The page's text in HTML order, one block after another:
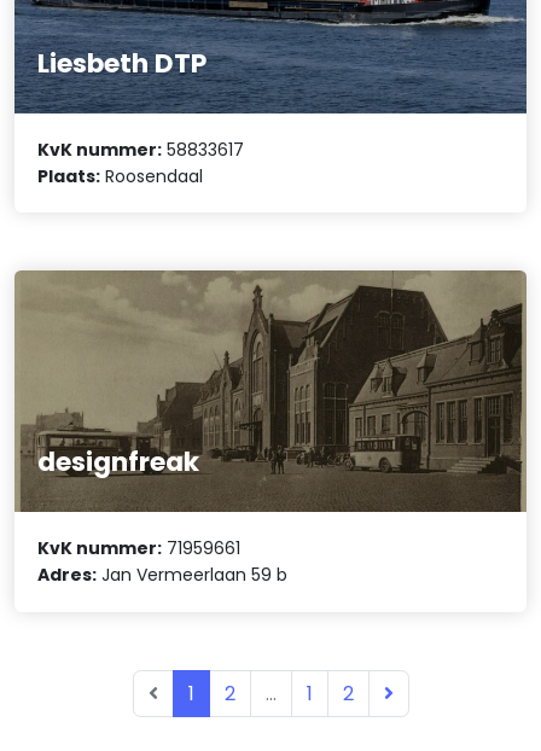
Liesbeth DTP
KvK nummer: 58833617
Plaats: Roosendaal
designfreak
KvK nummer: 71959661
Adres: Jan Vermeerlaan 59 b
1 2 ... 1 2